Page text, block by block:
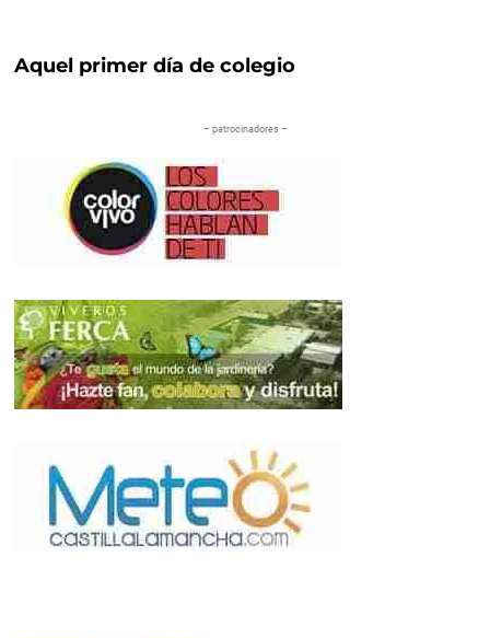
Aquel primer día de colegio
– patrocinadores –